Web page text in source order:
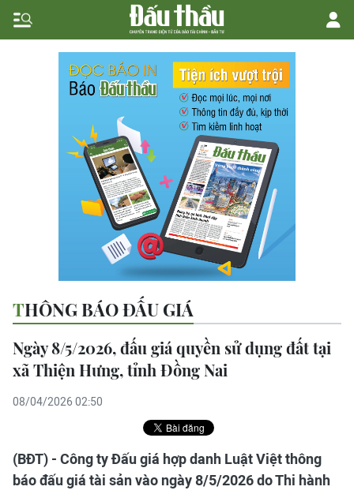
THÔNG BÁO ĐẤU GIÁ
Ngày 8/5/2026, đấu giá quyền sử dụng đất tại
xã Thiện Hưng, tỉnh Đồng Nai
08/04/2026 02:50
(BĐT) - Công ty Đấu giá hợp danh Luật Việt thông
báo đấu giá tài sản vào ngày 8/5/2026 do Thi hành